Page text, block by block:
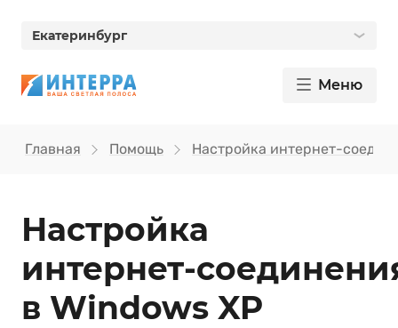
Екатеринбург
Меню
Главная Помощь Настройка интернет-
Настройка
в Windows XP